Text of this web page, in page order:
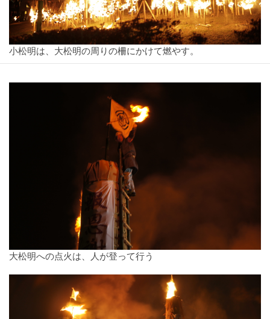
小松明は、大松明の周りの柵にかけて燃やす。
大松明への点火は、人が登って行う